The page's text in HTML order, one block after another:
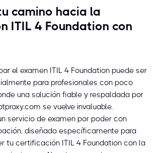
camino hacia la
ITIL 4 Foundation con
el examen ITIL 4 Foundation puede ser
para profesionales con poco
una solución fiable y respaldada por
se vuelve invaluable.
servicio de examen por poder con
diseñado específicamente para
tu certificación ITIL 4 Foundation con la